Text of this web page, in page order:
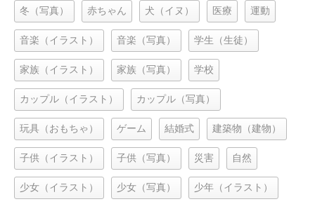
冬（写真） 赤ちゃん 犬（イヌ） 医療 運動
音楽（イラスト） 音楽（写真） 学生（生徒）
家族（イラスト） 家族（写真） 学校
カップル（イラスト） カップル（写真）
玩具（おもちゃ） ゲーム 結婚式 建築物（建物）
子供（イラスト） 子供（写真） 災害 自然
少女（イラスト） 少女（写真） 少年（イラスト）